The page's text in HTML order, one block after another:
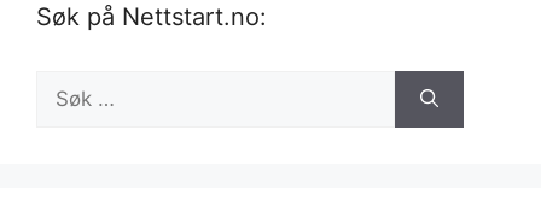
Søk på Nettstart.no:
etter: